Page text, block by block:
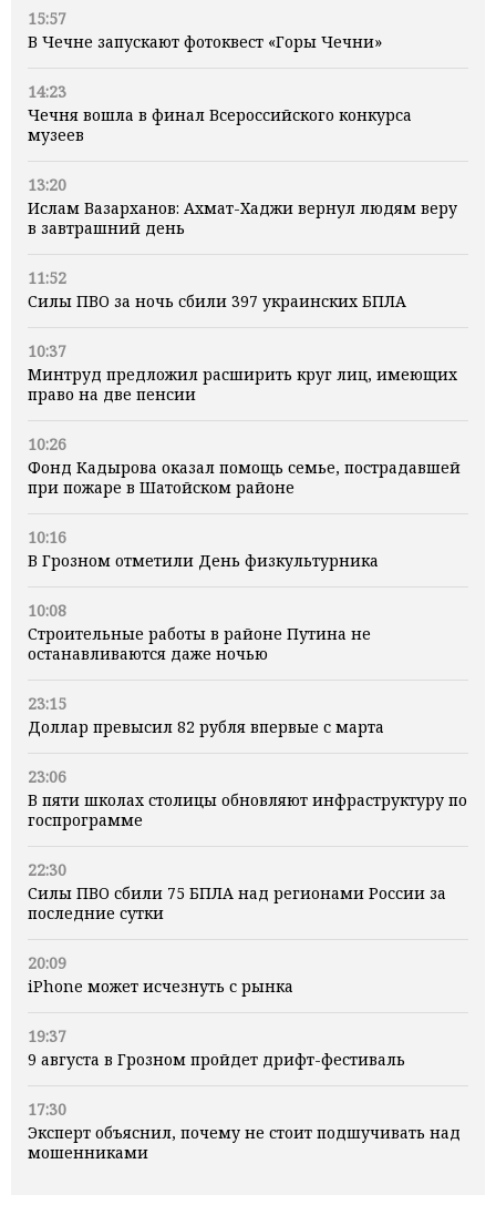
15:57
В Чечне запускают фотоквест «Горы Чечни»
14:23
Чечня вошла в финал Всероссийского конкурса
музеев
13:20
Ислам Вазарханов: Ахмат-Хаджи вернул людям веру
в завтрашний день
11:52
Силы ПВО за ночь сбили 397 украинских БПЛА
10:37
Минтруд предложил расширить круг лиц, имеющих
право на две пенсии
10:26
Фонд Кадырова оказал помощь семье, пострадавшей
при пожаре в Шатойском районе
10:16
В Грозном отметили День физкультурника
10:08
Строительные работы в районе Путина не
останавливаются даже ночью
23:15
Доллар превысил 82 рубля впервые с марта
23:06
В пяти школах столицы обновляют инфраструктуру по
госпрограмме
22:30
Силы ПВО сбили 75 БПЛА над регионами России за
последние сутки
20:09
iPhone может исчезнуть с рынка
19:37
9 августа в Грозном пройдет дрифт-фестиваль
17:30
Эксперт объяснил, почему не стоит подшучивать над
мошенниками